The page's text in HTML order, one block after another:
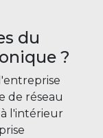
du
?
de réseau
à l'intérieur